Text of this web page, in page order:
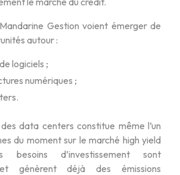
Gestion voient émerger de
autour :
logiciels ;
numériques ;
data centers constitue même l’un
du moment sur le marché high yield
besoins d’investissement sont
et génèrent déjà des émissions